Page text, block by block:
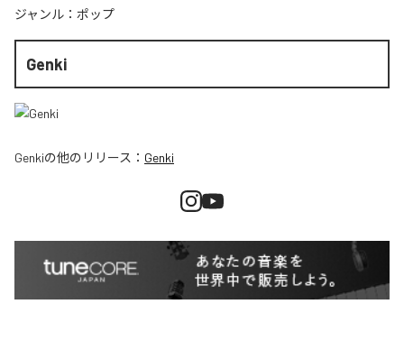
ジャンル： ポップ
Genki
Genkiの他のリリース： Genki